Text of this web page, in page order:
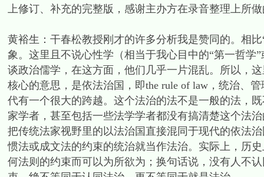
上修订、补充的完整版，感谢主办方在录音整理上所
黄裕生：干春松教授刚才的许多分析我是赞同的。相
象。这里且不说心性学（相当于我心目中的“第一哲
谈政治儒学，在这方面，他们几乎一片混乱。所以，
核心的意思，是依法治国，即the rule of law，统治、
代有一个很大的跨越。这个法治的法不是一般的法，
家学者，甚至包括一些法学学者都没有搞清楚这个法
把传统法家视野里的以法治国直接混同于现代的依法
惯法或成文法的约束的统治就当作法治。实际上，历
何法则的约束而可以为所欲为；换句话说，没有人不